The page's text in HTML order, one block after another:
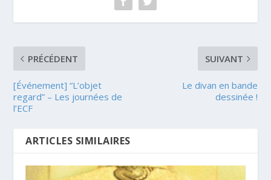
PRÉCÉDENT
[Événement] “L’objet
regard” – Les journées de
l’ECF
SUIVANT
Le divan en bande
dessinée !
ARTICLES SIMILAIRES